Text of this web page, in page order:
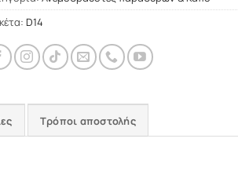
D14
Τρόποι αποστολής